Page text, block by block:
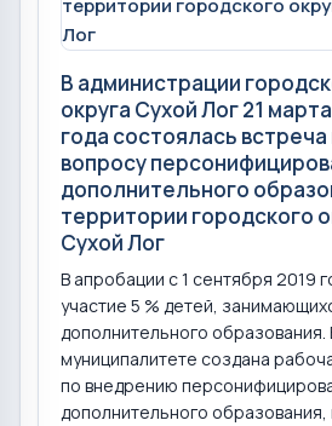
В администрации
округа Сухой Лог 21
года состоялась встреча
вопросу
дополнительного
территории городского
Сухой Лог
В апробации с 1 сентября 2019
участие 5 % детей,
дополнительного образования.
муниципалитете создана
по внедрению
дополнительного образования,